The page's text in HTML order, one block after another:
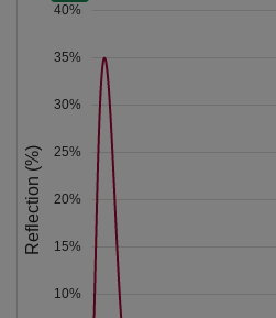
10%
15%
20%
25%
30%
35%
40%
Reflection (%)